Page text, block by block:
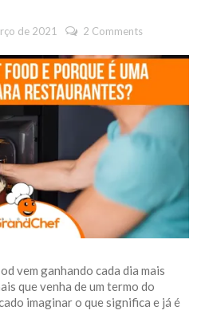
de 2021 2 Comments
vem ganhando cada dia mais
que venha de um termo do
imaginar o que significa e já é